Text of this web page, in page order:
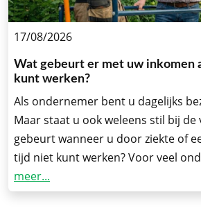
17/08/2026
Wat gebeurt er met uw inkomen
kunt werken?
Als ondernemer bent u dagelijks
Maar staat u ook weleens stil bij de
gebeurt wanneer u door ziekte of
tijd niet kunt werken? Voor veel
meer...